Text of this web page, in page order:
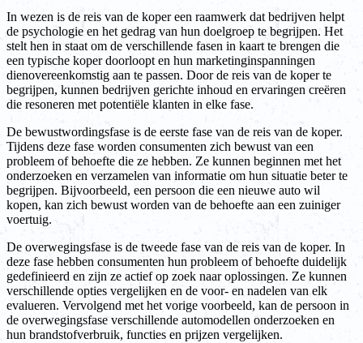
In wezen is de reis van de koper een raamwerk dat bedrijven helpt
de psychologie en het gedrag van hun doelgroep te begrijpen. Het
stelt hen in staat om de verschillende fasen in kaart te brengen die
een typische koper doorloopt en hun marketinginspanningen
dienovereenkomstig aan te passen. Door de reis van de koper te
begrijpen, kunnen bedrijven gerichte inhoud en ervaringen creëren
die resoneren met potentiële klanten in elke fase.
De bewustwordingsfase is de eerste fase van de reis van de koper.
Tijdens deze fase worden consumenten zich bewust van een
probleem of behoefte die ze hebben. Ze kunnen beginnen met het
onderzoeken en verzamelen van informatie om hun situatie beter te
begrijpen. Bijvoorbeeld, een persoon die een nieuwe auto wil
kopen, kan zich bewust worden van de behoefte aan een zuiniger
voertuig.
De overwegingsfase is de tweede fase van de reis van de koper. In
deze fase hebben consumenten hun probleem of behoefte duidelijk
gedefinieerd en zijn ze actief op zoek naar oplossingen. Ze kunnen
verschillende opties vergelijken en de voor- en nadelen van elk
evalueren. Vervolgend met het vorige voorbeeld, kan de persoon in
de overwegingsfase verschillende automodellen onderzoeken en
hun brandstofverbruik, functies en prijzen vergelijken.